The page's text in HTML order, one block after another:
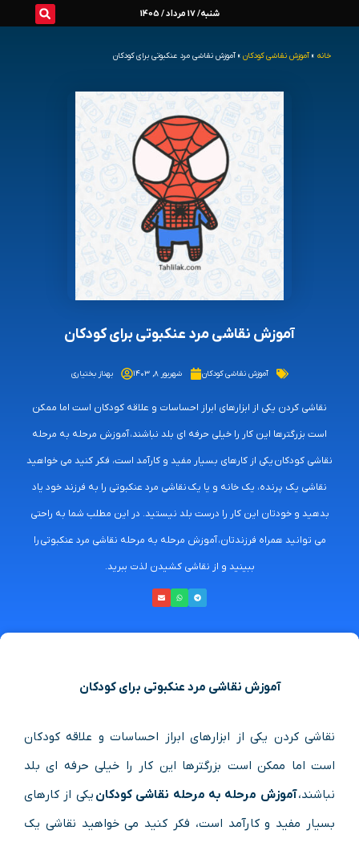
شنبه/ 17 مرداد / 1405
خانه » آموزش نقاشی کودکان » آموزش نقاشی مرد عنکبوتی برای کودکان
آموزش نقاشی مرد عنکبوتی برای کودکان
آموزش نقاشی کودکان شهریور ۸, ۱۴۰۳ بهناز بختیاری
نقاشی کردن یکی از ابزارهای ابراز احساسات و علاقه کودکان است اما ممکن
است بزرگترها این کار را خیلی حرفه ای بلد نباشند، آموزش مرحله به مرحله
نقاشی کودکان یکی از کارهای بسیار مفید و کارآمد است، فکر کنید می خواهید
نقاشی یک پرنده، یک خانه و یا یک نقاشی مرد عنکبوتی را به فرزند خود یاد
بدهید و خودتان این کار را درست بلد نیستید. در این مطلب شما به راحتی
می توانید همراه فرزندتان، آموزش مرحله به مرحله نقاشی مرد عنکبوتی را
ببینید و از نقاشی کشیدن لذت ببرید.
آموزش نقاشی مرد عنکبوتی برای کودکان
نقاشی کردن یکی از ابزارهای ابراز احساسات و علاقه کودکان
است اما ممکن است بزرگترها این کار را خیلی حرفه ای بلد
نباشند،آموزش مرحله به مرحله نقاشی کودکان یکی از کارهای
بسیار مفید و کارآمد است، فکر کنید می خواهید نقاشی یک